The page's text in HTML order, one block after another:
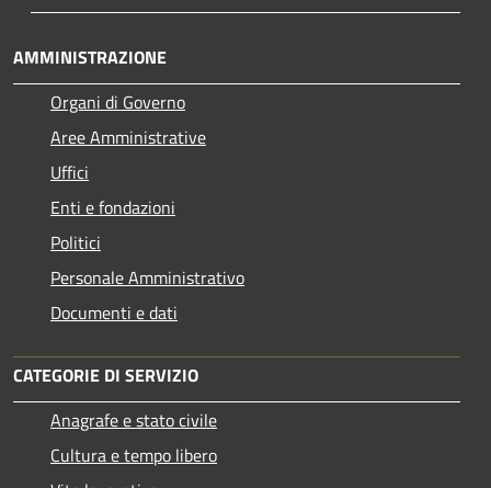
AMMINISTRAZIONE
Organi di Governo
Aree Amministrative
Uffici
Enti e fondazioni
Politici
Personale Amministrativo
Documenti e dati
CATEGORIE DI SERVIZIO
Anagrafe e stato civile
Cultura e tempo libero